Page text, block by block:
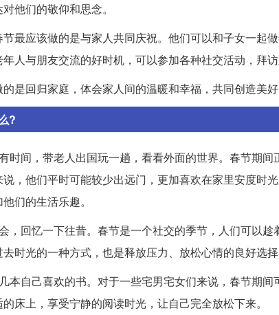
他们的敬仰和思念。
最应该做的是与家人共同庆祝。他们可以和子女一起
人与朋友交流的好时机，可以参加各种社交活动，拜
是回归家庭，体会家人间的温暖和幸福，共同创造美好
?
时间，带老人出国玩一趟，看看外面的世界。春节期
，他们平时可能较少出远门，更加喜欢在家里安度时
们的生活乐趣。
，回忆一下往昔。春节是一个社交的季节，人们可以
时光的一种方式，也是释放压力、放松心情的良好选择
本自己喜欢的书。对于一些宅男宅女们来说，春节期
床上，享受宁静的阅读时光，让自己完全放松下来。